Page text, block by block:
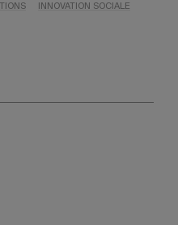
INNOVATION SOCIALE